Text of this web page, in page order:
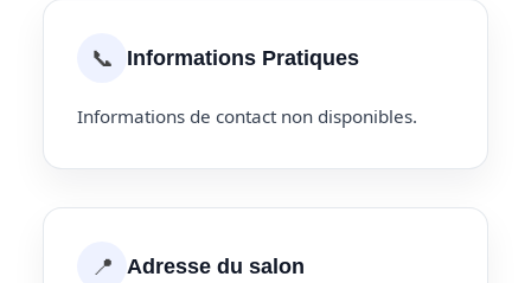
📞 Informations Pratiques
Informations de contact non disponibles.
📍 Adresse du salon